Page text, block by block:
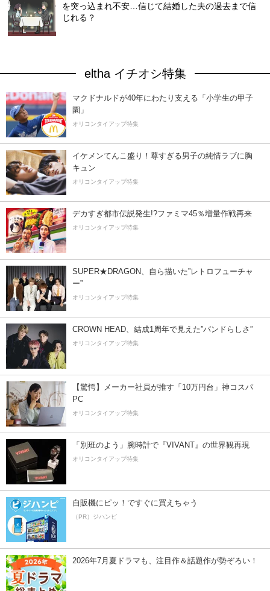
を突っ込まれ不安…信じて結婚した夫の過去まで信
じれる？
eltha イチオシ特集
マクドナルドが40年にわたり支える「小学生の甲子
園」
オリコンタイアップ特集
イケメンてんこ盛り！尊すぎる男子の純情ラブに胸
キュン
オリコンタイアップ特集
デカすぎ都市伝説発生!?ファミマ45％増量作戦再来
オリコンタイアップ特集
SUPER★DRAGON、自ら描いた”レトロフューチャ
ー”
オリコンタイアップ特集
CROWN HEAD、結成1周年で見えた”バンドらしさ”
オリコンタイアップ特集
【驚愕】メーカー社員が推す「10万円台」神コスパ
PC
オリコンタイアップ特集
「別班のよう」腕時計で『VIVANT』の世界観再現
オリコンタイアップ特集
自販機にピッ！ですぐに買えちゃう
（PR）ジハンピ
2026年7月夏ドラマも、注目作＆話題作が勢ぞろい！